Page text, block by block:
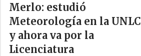
Merlo: estudió
Meteorología en la UNLC
y ahora va por la
Licenciatura